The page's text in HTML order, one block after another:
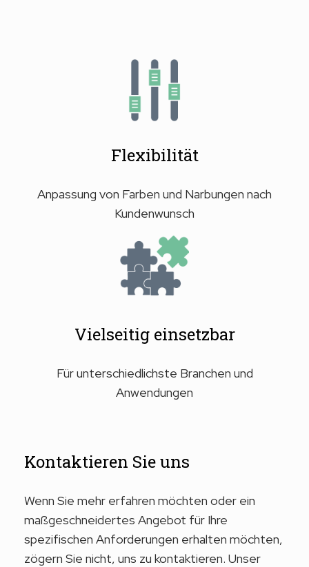
Flexibilität
Anpassung von Farben und Narbungen nach
Kundenwunsch
Vielseitig einsetzbar
Für unterschiedlichste Branchen und
Anwendungen
Kontaktieren Sie uns
Wenn Sie mehr erfahren möchten oder ein
maßgeschneidertes Angebot für Ihre
spezifischen Anforderungen erhalten möchten,
zögern Sie nicht, uns zu kontaktieren. Unser